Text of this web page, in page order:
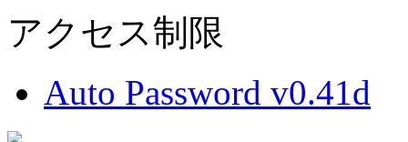
アクセス制限
Auto Password v0.41d